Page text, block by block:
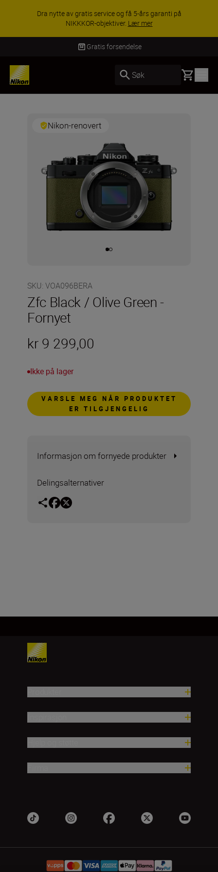
Dra nytte av gratis service og få 5-års garanti på
NIKKKOR-objektiver. Lær mer
Gratis forsendelse
Søk Basket
Nikon-renovert
SKU: VOA096BERA
Zfc Black / Olive Green -
Fornyet
kr 9 299,00
Ikke på lager
VARSLE MEG NÅR PRODUKTET
ER TILGJENGELIG
Informasjon om fornyede produkter
Delingsalternativer